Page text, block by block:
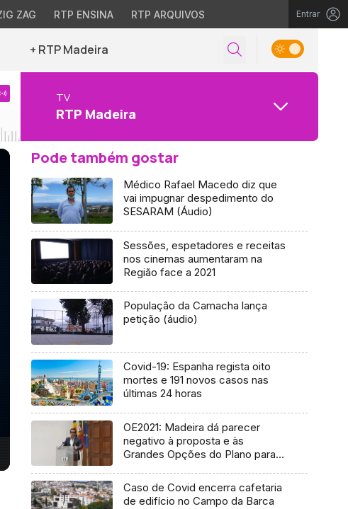
ZAG RTP ENSINA RTP ARQUIVOS Entrar
+ RTP Madeira
TV
RTP Madeira
Pode também gostar
Médico Rafael Macedo diz que
vai impugnar despedimento do
SESARAM (Áudio)
Sessões, espetadores e receitas
nos cinemas aumentaram na
Região face a 2021
População da Camacha lança
petição (áudio)
Covid-19: Espanha regista oito
mortes e 191 novos casos nas
últimas 24 horas
OE2021: Madeira dá parecer
negativo à proposta e às
Grandes Opções do Plano para
Caso de Covid encerra cafetaria
de edifício no Campo da Barca